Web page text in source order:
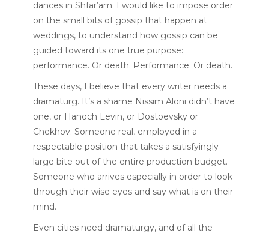
dances in Shfar’am. I would like to impose order
on the small bits of gossip that happen at
weddings, to understand how gossip can be
guided toward its one true purpose:
performance. Or death. Performance. Or death.
These days, I believe that every writer needs a
dramaturg. It’s a shame Nissim Aloni didn’t have
one, or Hanoch Levin, or Dostoevsky or
Chekhov. Someone real, employed in a
respectable position that takes a satisfyingly
large bite out of the entire production budget.
Someone who arrives especially in order to look
through their wise eyes and say what is on their
mind.
Even cities need dramaturgy, and of all the